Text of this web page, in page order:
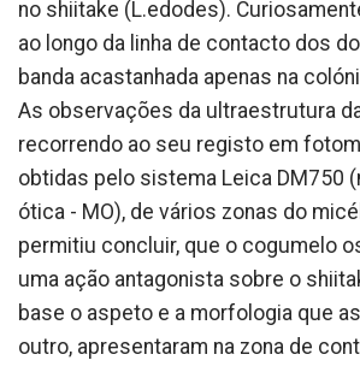
no shiitake (L.edodes).
ao longo da linha de contacto dos
banda acastanhada apenas na
As observações da ultraestrutura
recorrendo ao seu registo em
obtidas pelo sistema Leica DM750
ótica - MO), de vários zonas do
permitiu concluir, que o cogumelo
uma ação antagonista sobre o
base o aspeto e a morfologia que
outro, apresentaram na zona de